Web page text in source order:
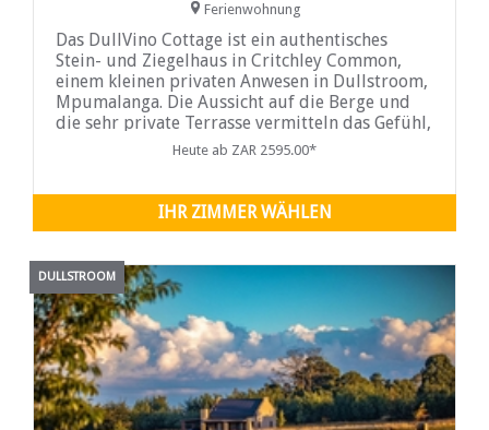
Ferienwohnung
Das DullVino Cottage ist ein authentisches
Stein- und Ziegelhaus in Critchley Common,
einem kleinen privaten Anwesen in Dullstroom,
Mpumalanga. Die Aussicht auf die Berge und
die sehr private Terrasse vermitteln das Gefühl,
dass es das einzige Anwesen auf dem Anwesen
Schlafzimmern.
Heute ab ZAR 2595.00*
IHR ZIMMER WÄHLEN
DULLSTROOM